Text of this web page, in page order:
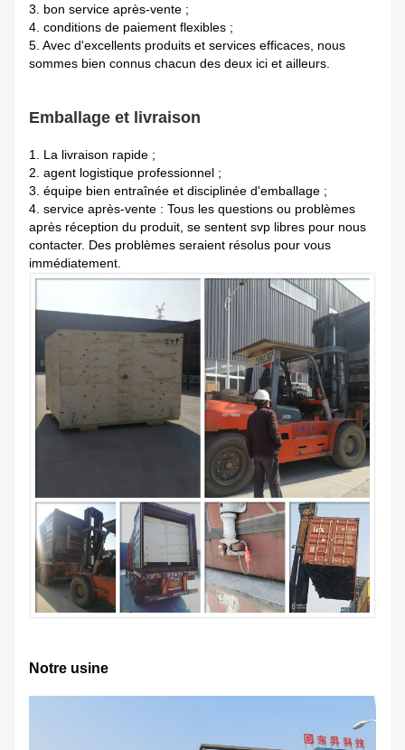
3. bon service après-vente ;
4. conditions de paiement flexibles ;
5. Avec d'excellents produits et services efficaces, nous
sommes bien connus chacun des deux ici et ailleurs.
Emballage et livraison
1. La livraison rapide ;
2. agent logistique professionnel ;
3. équipe bien entraînée et disciplinée d'emballage ;
4. service après-vente : Tous les questions ou problèmes
après réception du produit, se sentent svp libres pour nous
contacter. Des problèmes seraient résolus pour vous
immédiatement.
Notre usine